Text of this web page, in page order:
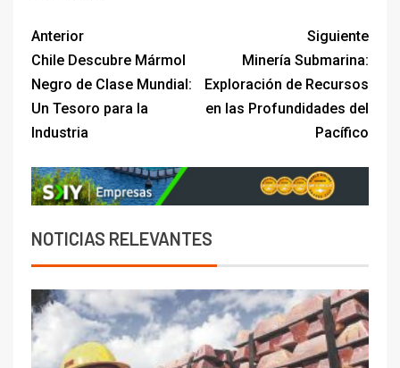
Anterior
Chile Descubre Mármol
Negro de Clase Mundial:
Un Tesoro para la
Industria
Siguiente
Minería Submarina:
Exploración de Recursos
en las Profundidades del
Pacífico
NOTICIAS RELEVANTES